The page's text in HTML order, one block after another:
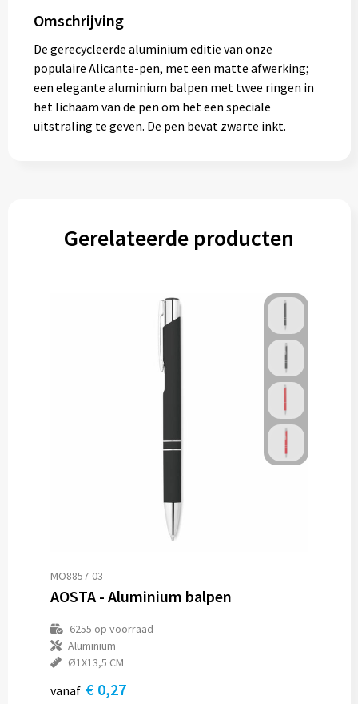
Omschrijving
De gerecycleerde aluminium editie van onze
populaire Alicante-pen, met een matte afwerking;
een elegante aluminium balpen met twee ringen in
het lichaam van de pen om het een speciale
uitstraling te geven. De pen bevat zwarte inkt.
Gerelateerde producten
MO8857-03
AOSTA - Aluminium balpen
6255 op voorraad
Aluminium
Ø1X13,5 CM
vanaf € 0,27